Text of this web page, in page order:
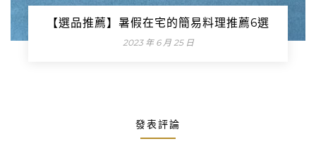
【選品推薦】暑假在宅的簡易料理推薦6選
2023 年 6 月 25 日
發表評論